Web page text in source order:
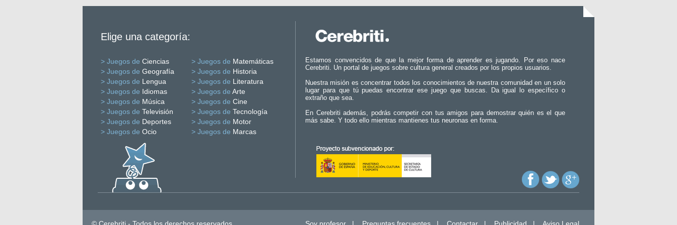
Elige una categoría:
> Juegos de Ciencias > Juegos de Matemáticas
> Juegos de Geografía > Juegos de Historia
> Juegos de Lengua > Juegos de Literatura
> Juegos de Idiomas > Juegos de Arte
> Juegos de Música > Juegos de Cine
> Juegos de Televisión > Juegos de Tecnología
> Juegos de Deportes > Juegos de Motor
> Juegos de Ocio > Juegos de Marcas
Estamos convencidos de que la mejor forma de aprender es jugando. Por eso nace
Cerebriti. Un portal de juegos sobre cultura general creados por los propios usuarios.
Nuestra misión es concentrar todos los conocimientos de nuestra comunidad en un solo
lugar para que tú puedas encontrar ese juego que buscas. Da igual lo específico o
extraño que sea.
En Cerebriti además, podrás competir con tus amigos para demostrar quién es el que
más sabe. Y todo ello mientras mantienes tus neuronas en forma.